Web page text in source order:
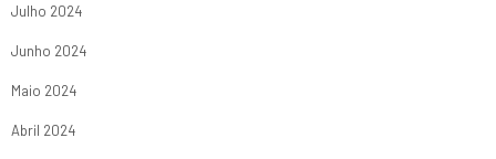
Julho 2024
Junho 2024
Maio 2024
Abril 2024